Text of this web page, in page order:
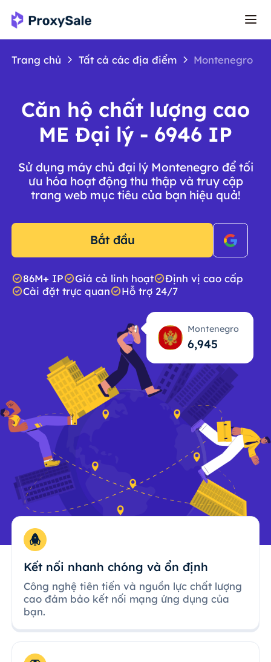
Trang chủ Tất cả các địa điểm Montenegro
Căn hộ chất lượng cao
ME Đại lý - 6946 IP
Sử dụng máy chủ đại lý Montenegro để tối
ưu hóa hoạt động thu thập và truy cập
trang web mục tiêu của bạn hiệu quả!
Bắt đầu
86M+ IP Giá cả linh hoạt
Định vị cao cấp
Cài đặt trực quan
Hỗ trợ 24/7
Montenegro
6,946
Kết nối nhanh chóng và ổn định
Công nghệ tiên tiến và nguồn lực chất lượng
cao đảm bảo kết nối mạng ứng dụng của
bạn.